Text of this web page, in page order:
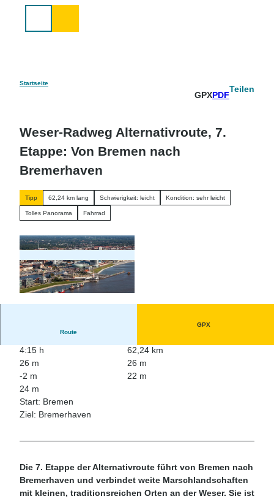
Startseite
GPXPDF
Teilen
Weser-Radweg Alternativroute, 7.
Etappe: Von Bremen nach
Bremerhaven
Tipp 62,24 km lang Schwierigkeit: leicht Kondition: sehr leicht
Tolles Panorama Fahrrad
Route
GPX
4:15 h
62,24 km
26 m
26 m
-2 m
22 m
24 m
Start: Bremen
Ziel: Bremerhaven
Die 7. Etappe der Alternativroute führt von Bremen nach
Bremerhaven und verbindet weite Marschlandschaften
mit kleinen, traditionsreichen Orten an der Weser. Sie ist